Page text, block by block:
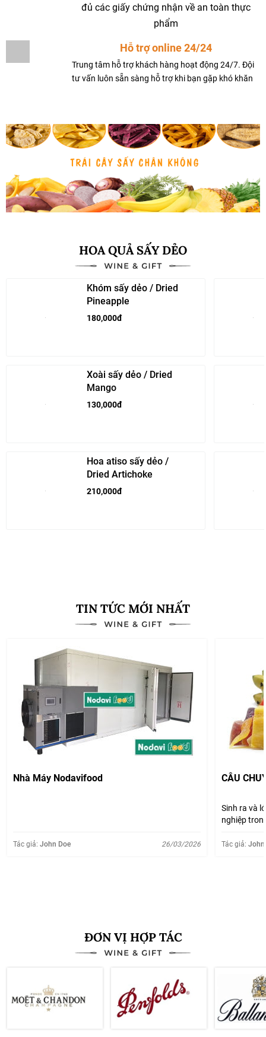
đủ các giấy chứng nhận về an toàn thực
phẩm
Hỗ trợ online 24/24
Trung tâm hỗ trợ khách hàng hoạt động 24/7. Đội
tư vấn luôn sẵn sàng hỗ trợ khi bạn gặp khó khăn
HOA QUẢ SẤY DẺO
Khóm sấy dẻo / Dried
Pineapple
180,000đ
Xoài sấy dẻo / Dried
Mango
130,000đ
Hoa atiso sấy dẻo /
Dried Artichoke
210,000đ
TIN TỨC MỚI NHẤT
Nhà Máy Nodavifood
Tác giả: John Doe 26/03/2026
CÂU
Sinh ra và
nghiệp
được giá
Tác giả:John
ĐƠN VỊ HỢP TÁC